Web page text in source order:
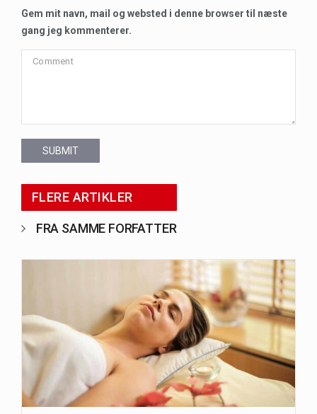
Gem mit navn, mail og websted i denne browser til næste
gang jeg kommenterer.
SUBMIT
FLERE ARTIKLER
FRA SAMME FORFATTER